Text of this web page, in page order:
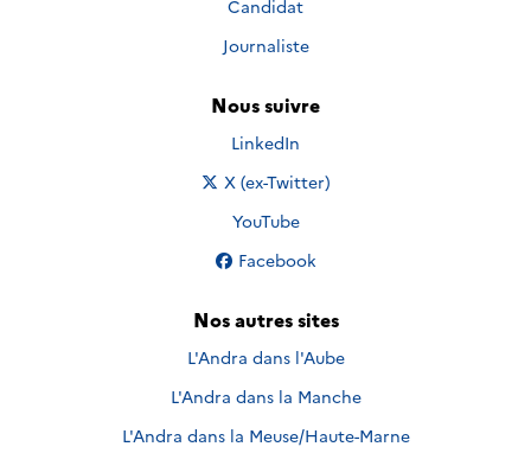
Candidat
Journaliste
Nous suivre
Nous suivre sur
LinkedIn
Nous suivre sur
X (ex-Twitter)
Nous suivre sur
YouTube
Nous suivre sur
Facebook
Nos autres sites
L'Andra dans l'Aube
L'Andra dans la Manche
L'Andra dans la Meuse/Haute-Marne